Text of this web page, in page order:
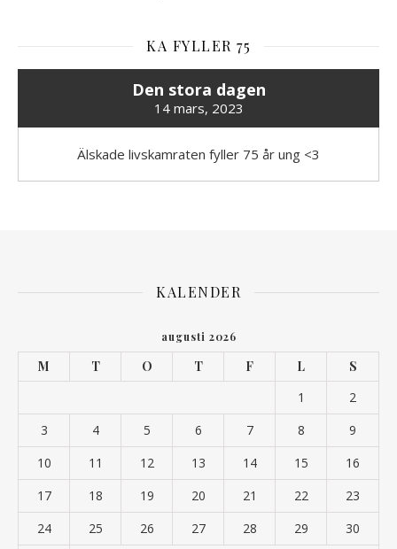
KA FYLLER 75
Den stora dagen
14 mars, 2023
Älskade livskamraten fyller 75 år ung <3
KALENDER
augusti 2026
M T O T F L
S
1
2
3
4 5 6 7 8
9
10
11 12 13 14 15
16
17
18 19 20 21 22
23
24
25 26 27 28 29 30